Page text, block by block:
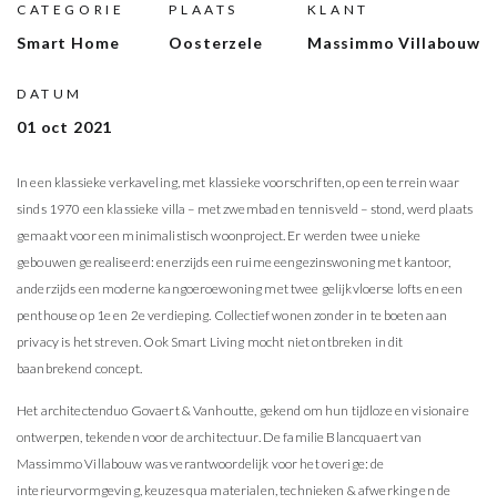
CATEGORIE
Smart Home
PLAATS
Oosterzele
KLANT
Massimmo Villabouw
DATUM
01 oct 2021
In een klassieke verkaveling, met klassieke voorschriften, op een terrein waar
sinds 1970 een klassieke villa – met zwembad en tennisveld – stond, werd plaats
gemaakt voor een minimalistisch woonproject. Er werden twee unieke
gebouwen gerealiseerd: enerzijds een ruime eengezinswoning met kantoor,
anderzijds een moderne kangoeroewoning met twee gelijkvloerse lofts en een
penthouse op 1e en 2e verdieping. Collectief wonen zonder in te boeten aan
privacy is het streven. Ook Smart Living mocht niet ontbreken in dit
baanbrekend concept.
Het architectenduo Govaert & Vanhoutte, gekend om hun tijdloze en visionaire
ontwerpen, tekenden voor de architectuur. De familie Blancquaert van
Massimmo Villabouw was verantwoordelijk voor het overige: de
interieurvormgeving, keuzes qua materialen, technieken & afwerking en de